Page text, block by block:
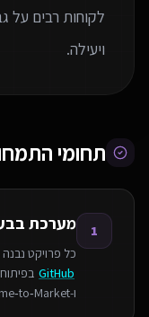
לקוחות רבים על
ויעילה.
תחומי
1 מערכת
כל פרויקט
GitHub
ו‑Time‑to‑Market מהיר.